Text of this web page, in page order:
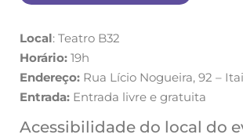
Local: Teatro B32
Horário: 19h
Endereço: Rua Lício Nogueira, 92 –
Entrada: Entrada livre e gratuita
Acessibilidade do local do